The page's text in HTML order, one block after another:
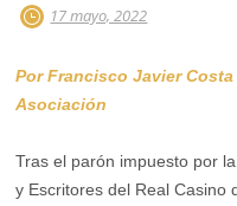
17 mayo, 2022
Por Francisco Javier
Asociación
Tras el parón impuesto por
y Escritores del Real Casino